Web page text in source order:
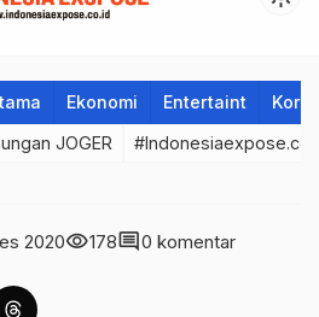
Ekonomi Entertaint
JOGER
2020visibility178comment0 komentar